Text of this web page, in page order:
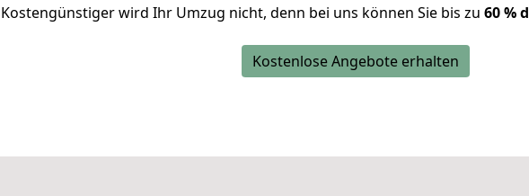
Kostengünstiger wird Ihr Umzug nicht, denn bei uns können Sie bis zu 60 %
Kostenlose Angebote erhalten